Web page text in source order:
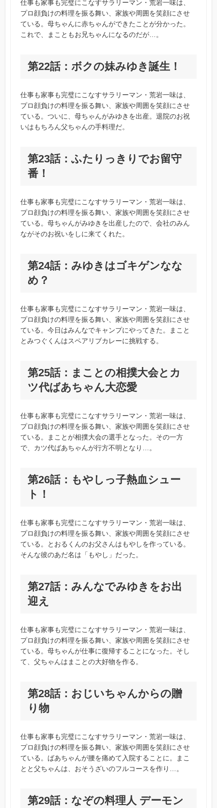
仕事も家事も完璧にこなすサラリーマン・荒岩一味は、
プロ顔負けの料理を振る舞い、家族や周囲を笑顔にさせ
ている。母ちゃんに赤ちゃんができたことが分かった。
これで、まこともお兄ちゃんになるのだが…。
第22話：ボクの妹みゆき誕生！
仕事も家事も完璧にこなすサラリーマン・荒岩一味は、
プロ顔負けの料理を振る舞い、家族や周囲を笑顔にさせ
ている。ついに、母ちゃんがみゆきを出産。退院のお祝
いはもちろん父ちゃんの手料理だ。
第23話：ふたりっきりでお留守
番！
仕事も家事も完璧にこなすサラリーマン・荒岩一味は、
プロ顔負けの料理を振る舞い、家族や周囲を笑顔にさせ
ている。母ちゃんがみゆきを出産したので、会社のみん
ながそのお祝いをしに来てくれた。
第24話：みゆきはゴキゲンなな
め？
仕事も家事も完璧にこなすサラリーマン・荒岩一味は、
プロ顔負けの料理を振る舞い、家族や周囲を笑顔にさせ
ている。今日はみんなでキャンプにやってきた。まこと
とみつぐくんはスペアリブカレーに挑戦する。
第25話：まことの相撲大会とカ
ツ代ばあちゃん大恋愛
仕事も家事も完璧にこなすサラリーマン・荒岩一味は、
プロ顔負けの料理を振る舞い、家族や周囲を笑顔にさせ
ている。まことが相撲大会の選手となった。その一方
で、カツ代ばあちゃんが行方不明となり…。
第26話：もやしっ子熱血シュー
ト！
仕事も家事も完璧にこなすサラリーマン・荒岩一味は、
プロ顔負けの料理を振る舞い、家族や周囲を笑顔にさせ
ている。とおるくんのお父さんはもやしを作っている。
そんな彼のあだ名は「もやし」だった。
第27話：みんなでみゆきをお出
迎え
仕事も家事も完璧にこなすサラリーマン・荒岩一味は、
プロ顔負けの料理を振る舞い、家族や周囲を笑顔にさせ
ている。母ちゃんが仕事に復帰することになった。そし
て、父ちゃんはまことの大好物を作る。
第28話：おじいちゃんからの贈
り物
仕事も家事も完璧にこなすサラリーマン・荒岩一味は、
プロ顔負けの料理を振る舞い、家族や周囲を笑顔にさせ
ている。ばあちゃんが腰を痛めて入院することに。まこ
とと父ちゃんは、おそうざいのフルコースを作り…。
第29話：なぞの料理人 デーモン